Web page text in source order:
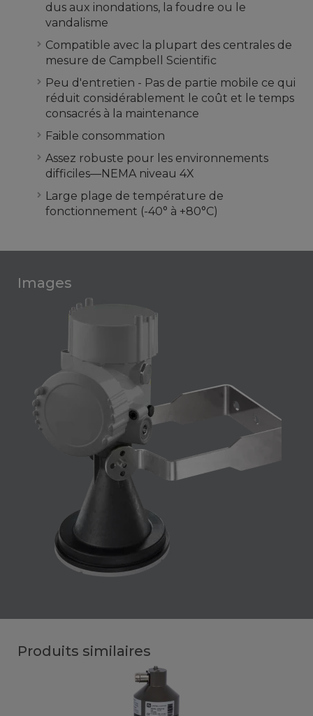
dus aux inondations, la foudre ou le
vandalisme
Compatible avec la plupart des centrales de
mesure de Campbell Scientific
Peu d'entretien - Pas de partie mobile ce qui
réduit considérablement le coût et le temps
consacrés à la maintenance
Faible consommation
Assez robuste pour les environnements
difficiles—NEMA niveau 4X
Large plage de température de
fonctionnement (-40° à +80°C)
Images
Produits similaires